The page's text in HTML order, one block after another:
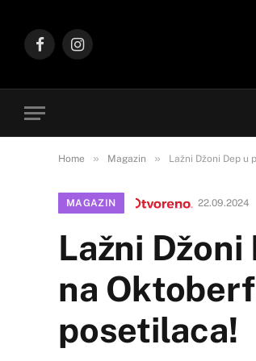
FacebookInstagram
Home » Magazin » Lažni Džoni Dep
MAGAZIN 22.09.2024
Lažni
na
posetilaca!